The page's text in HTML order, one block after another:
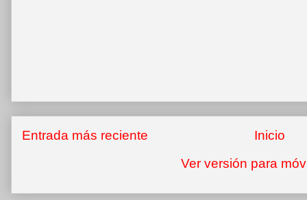
Entrada más reciente
Inicio
Ver versión para